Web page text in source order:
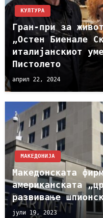
КУЛТУРА
Гран-при за
„Остен Биенале
италијанскиот
Пистолето
април 22, 2024
МАКЕДОНИЈА
Македонската
американската
развивање
јули 19, 2023